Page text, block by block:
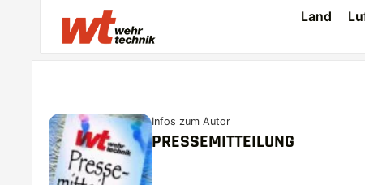
Land
Infos zum Autor
PRESSEMITTEILUNG